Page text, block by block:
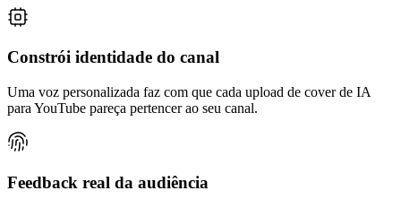
Constrói identidade do canal
Uma voz personalizada faz com que cada upload de cover de IA
para YouTube pareça pertencer ao seu canal.
Feedback real da audiência